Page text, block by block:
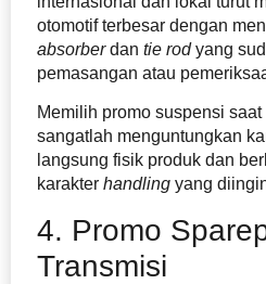
otomotif terbesar dengan
absorberdan tie rodyang
pemasangan atau
Memilih promo suspensi
sangatlah menguntungkan
langsung fisik produk dan
karakter handling yang
4. Promo
Transmisi